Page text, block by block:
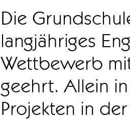
Die
langjähriges
Wettbewerb
geehrt. Allein
Projekten in